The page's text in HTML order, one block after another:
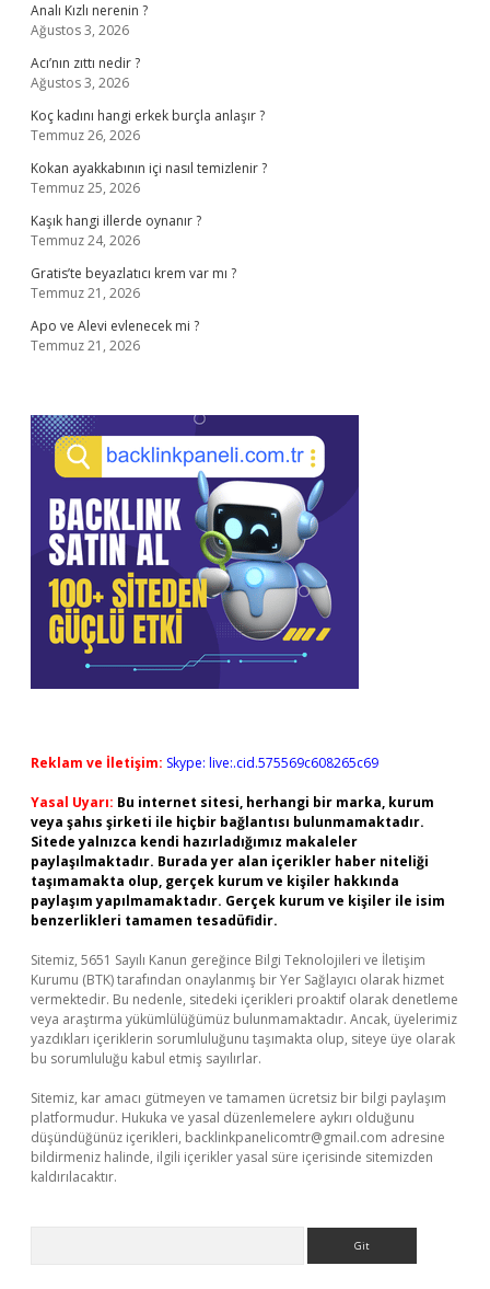
Analı Kızlı nerenin ?
Ağustos 3, 2026
Acı’nın zıttı nedir ?
Ağustos 3, 2026
Koç kadını hangi erkek burçla anlaşır ?
Temmuz 26, 2026
Kokan ayakkabının içi nasıl temizlenir ?
Temmuz 25, 2026
Kaşık hangi illerde oynanır ?
Temmuz 24, 2026
Gratis’te beyazlatıcı krem var mı ?
Temmuz 21, 2026
Apo ve Alevi evlenecek mi ?
Temmuz 21, 2026
Reklam ve İletişim: Skype: live:.cid.575569c608265c69
Yasal Uyarı: Bu internet sitesi, herhangi bir marka, kurum
veya şahıs şirketi ile hiçbir bağlantısı bulunmamaktadır.
Sitede yalnızca kendi hazırladığımız makaleler
paylaşılmaktadır. Burada yer alan içerikler haber niteliği
taşımamakta olup, gerçek kurum ve kişiler hakkında
paylaşım yapılmamaktadır. Gerçek kurum ve kişiler ile isim
benzerlikleri tamamen tesadüfidir.
Sitemiz, 5651 Sayılı Kanun gereğince Bilgi Teknolojileri ve İletişim
Kurumu (BTK) tarafından onaylanmış bir Yer Sağlayıcı olarak hizmet
vermektedir. Bu nedenle, sitedeki içerikleri proaktif olarak denetleme
veya araştırma yükümlülüğümüz bulunmamaktadır. Ancak, üyelerimiz
yazdıkları içeriklerin sorumluluğunu taşımakta olup, siteye üye olarak
bu sorumluluğu kabul etmiş sayılırlar.
Sitemiz, kar amacı gütmeyen ve tamamen ücretsiz bir bilgi paylaşım
platformudur. Hukuka ve yasal düzenlemelere aykırı olduğunu
düşündüğünüz içerikleri, backlinkpanelicomtr@gmail.com adresine
bildirmeniz halinde, ilgili içerikler yasal süre içerisinde sitemizden
kaldırılacaktır.